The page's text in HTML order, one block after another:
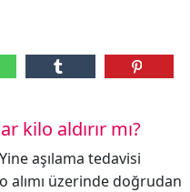
kilo aldırır mı?
aşılama tedavisi
alımı üzerinde doğrudan